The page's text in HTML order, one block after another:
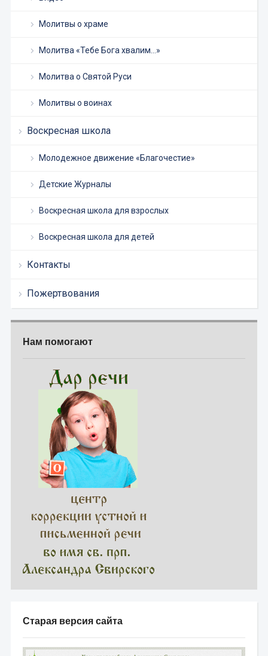
Молитвы о храме
Молитва «Тебе Бога хвалим…»
Молитва о Святой Руси
Молитвы о воинах
Воскресная школа
Молодежное движение «Благочестие»
Детские Журналы
Воскресная школа для взрослых
Воскресная школа для детей
Контакты
Пожертвования
Нам помогают
Старая версия сайта